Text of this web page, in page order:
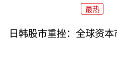
最热
日韩股市重挫：全球资